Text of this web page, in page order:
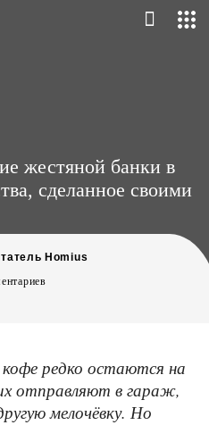
жестяной банки в
сделанное своими
Homius
редко остаются на
отправляют в гараж,
мелочёвку. Но